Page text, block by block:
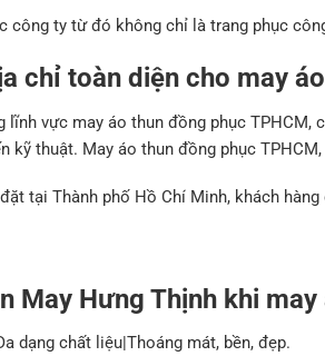
công ty từ đó không chỉ là trang phục
chỉ toàn diện cho may
lĩnh vực may áo thun đồng phục
kỹ thuật. May áo thun đồng phục
tại Thành phố Hồ Chí Minh, khách
May Hưng Thịnh khi
dạng chất liệu|Thoáng mát, bền, đẹp.